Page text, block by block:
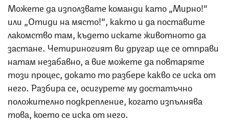
Можете да използвате команди като „Мирно!“
или „Отиди на място!“, както и да поставите
лакомство там, където искате животното да
застане. Четириногият ви другар ще се отправи
натам незабавно, а вие можете да повтаряте
този процес, докато то разбере какво се иска от
него. Разбира се, осигурете му достатъчно
положително подкрепление, когато изпълнява
това, което се иска от него.